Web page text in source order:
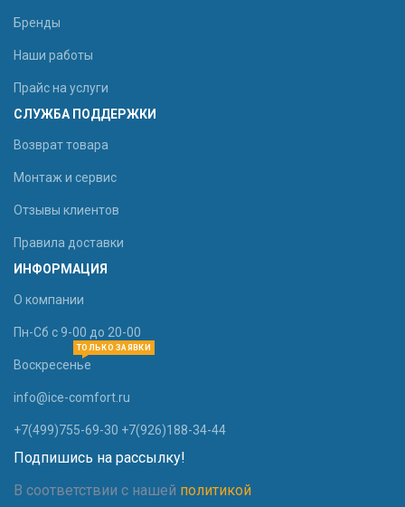
Бренды
Наши работы
Прайс на услуги
СЛУЖБА ПОДДЕРЖКИ
Возврат товара
Монтаж и сервис
Отзывы клиентов
Правила доставки
ИНФОРМАЦИЯ
О компании
Пн-Сб с 9-00 до 20-00
Воскресенье
ТОЛЬКО ЗАЯВКИ
info@ice-comfort.ru
+7(499)755-69-30 +7(926)188-34-44
Подпишись на рассылку!
В соответствии с нашей политикой